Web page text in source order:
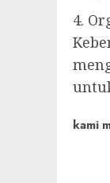
4.
kami